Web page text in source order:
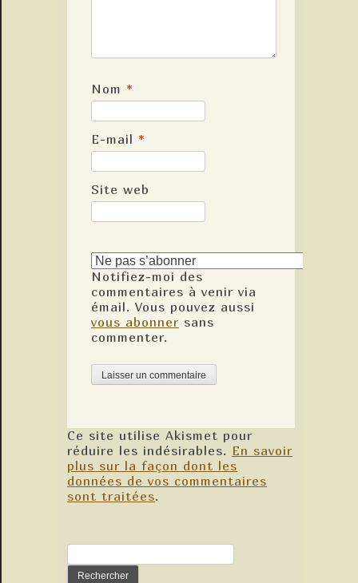
Nom *
E-mail *
Site web
Notifiez-moi des
commentaires à venir via
émail. Vous pouvez aussi
vous abonner sans
commenter.
Ce site utilise Akismet pour
réduire les indésirables. En savoir
plus sur la façon dont les
données de vos commentaires
sont traitées.